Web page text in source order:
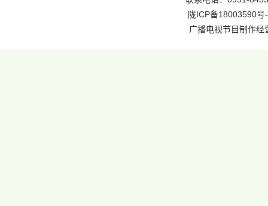
陇ICP备18003590号
广播电视节目制作